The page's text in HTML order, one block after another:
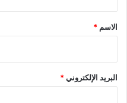
*
الاسم *
البريد الإلكتروني*